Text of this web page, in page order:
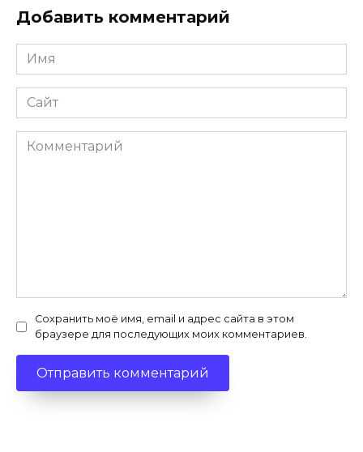
Добавить комментарий
Имя
*
Сайт
Комментарий
Сохранить моё имя, email и адрес сайта в этом
браузере для последующих моих комментариев.